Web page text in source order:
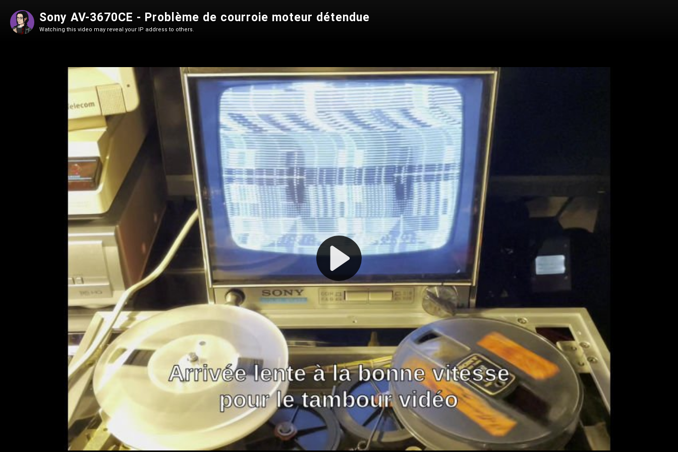
Play
Video
Sony AV-3670CE - Problème de courroie moteur détendue
Watching this video may reveal your IP address to others.